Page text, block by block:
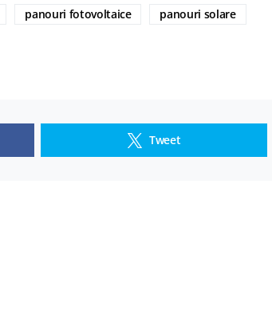
panouri fotovoltaice
panouri solare
Tweet